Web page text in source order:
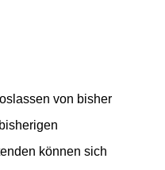
von bisher
können sich